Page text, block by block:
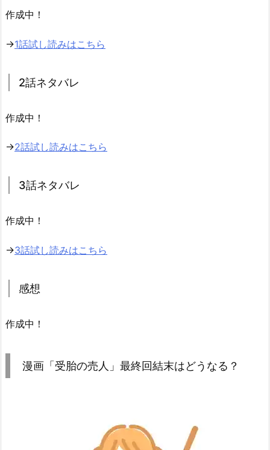
作成中！
→1話試し読みはこちら
2話ネタバレ
作成中！
→2話試し読みはこちら
3話ネタバレ
作成中！
→3話試し読みはこちら
感想
作成中！
漫画「受胎の売人」最終回結末はどうなる？